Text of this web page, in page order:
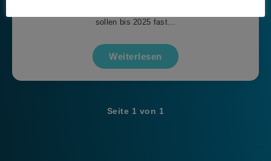
sollen bis 2025 fast…
Weiterlesen
Seite 1 von 1